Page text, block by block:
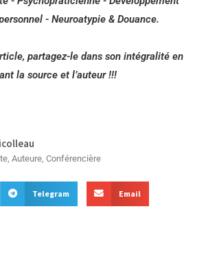
- Neuroatypie & Douance.
partagez-le dans son intégralité en
la source et l’auteur !!!
Auteure, Conférencière
Telegram Email